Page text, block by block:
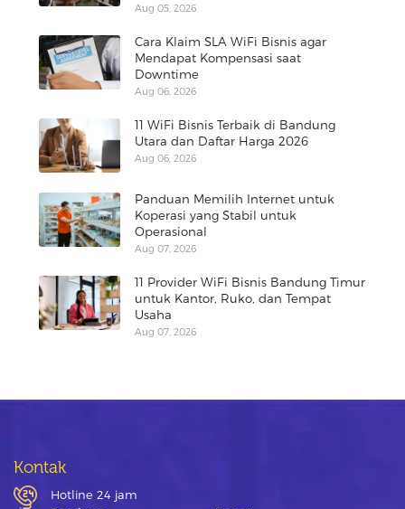
Aug 05, 2026
Cara Klaim SLA WiFi Bisnis agar
Mendapat Kompensasi saat
Downtime
Aug 06, 2026
11 WiFi Bisnis Terbaik di Bandung
Utara dan Daftar Harga 2026
Aug 06, 2026
Panduan Memilih Internet untuk
Koperasi yang Stabil untuk
Operasional
Aug 07, 2026
11 Provider WiFi Bisnis Bandung Timur
untuk Kantor, Ruko, dan Tempat
Usaha
Aug 07, 2026
Kontak
Hotline 24 jam